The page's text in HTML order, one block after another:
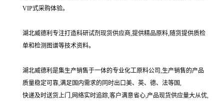
VIP式采购体验。
湖北威德利专注打造科研试剂现货供应商,提供精品原料,随货提供质检
单和检测图谱等技术资料。
湖北威德利是集生产销售于一体的专业化工原料公司,生产销售的产品
质量稳定可靠,满足国内需求的同时出口美、英、德、法等国,
快递及时送货上门,网络实时追踪,客户满意省心,产品现货供应量大从优,